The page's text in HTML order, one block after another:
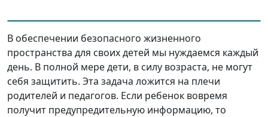
В обеспечении безопасного жизненного
пространства для своих детей мы нуждаемся каждый
день. В полной мере дети, в силу возраста, не могут
себя защитить. Эта задача ложится на плечи
родителей и педагогов. Если ребенок вовремя
получит предупредительную информацию, то